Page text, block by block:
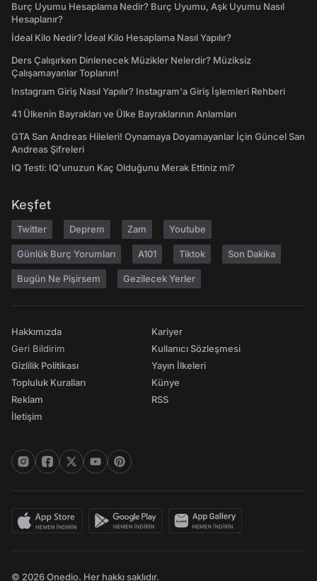
Burç Uyumu Hesaplama Nedir? Burç Uyumu, Aşk Uyumu Nasıl
Hesaplanır?
İdeal Kilo Nedir? İdeal Kilo Hesaplama Nasıl Yapılır?
Ders Çalışırken Dinlenecek Müzikler Nelerdir? Müziksiz
Çalışamayanlar Toplanın!
Instagram Giriş Nasıl Yapılır? Instagram'a Giriş İşlemleri Rehberi
41 Ülkenin Bayrakları ve Ülke Bayraklarının Anlamları
GTA San Andreas Hileleri! Oynamaya Doyamayanlar İçin Güncel San
Andreas Şifreleri
IQ Testi: IQ'unuzun Kaç Olduğunu Merak Ettiniz mi?
Keşfet
Twitter Deprem Zam Youtube
Günlük Burç Yorumları A101 Tiktok Son Dakika
Bugün Ne Pişirsem Gezilecek Yerler
Hakkımızda
Geri Bildirim
Gizlilik Politikası
Topluluk Kuralları
Reklam
İletişim
Kariyer
Kullanıcı Sözleşmesi
Yayın İlkeleri
Künye
RSS
© 2026 Onedio. Her hakkı saklıdır.